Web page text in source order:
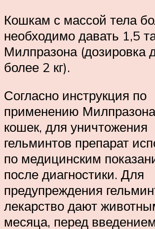
Кошкам с массой тела
необходимо давать 1,5
Милпразона (дозировка
более 2 кг).
Согласно инструкция по
применению
кошек, для уничтожения
гельминтов препарат
по медицинским
после диагностики. Для
предупреждения
лекарство дают
месяца, перед